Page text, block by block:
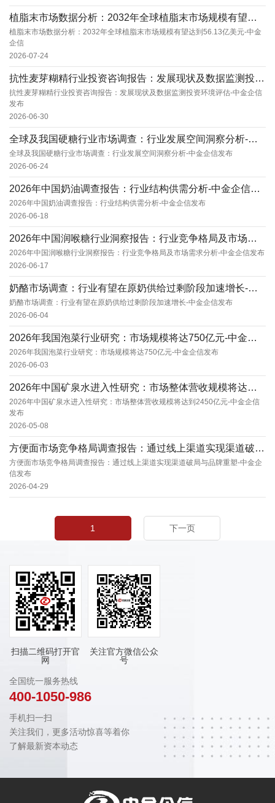
植脂末市场数据分析：2032年全球植脂末市场规模有望达到56.13亿美元-中金企信
植脂末市场数据分析：2032年全球植脂末市场规模有望达到56.13亿美元-中金
企信
2026-07-24
抗性麦芽糊精行业投资咨询报告：发展现状及数据监测投资环境评估-中金企信发布
抗性麦芽糊精行业投资咨询报告：发展现状及数据监测投资环境评估-中金企信
发布
2026-06-30
全球及我国硬糖行业市场调查：行业发展空间洞察分析-中金企信发布
全球及我国硬糖行业市场调查：行业发展空间洞察分析-中金企信发布
2026-06-24
2026年中国奶油调查报告：行业结构供需分析-中金企信发布
2026年中国奶油调查报告：行业结构供需分析-中金企信发布
2026-06-18
2026年中国润喉糖行业洞察报告：行业竞争格局及市场需求分析-中金企信发布
2026年中国润喉糖行业洞察报告：行业竞争格局及市场需求分析-中金企信发布
2026-06-17
奶酪市场调查：行业有望在原奶供给过剩阶段加速增长-中金企信发布
奶酪市场调查：行业有望在原奶供给过剩阶段加速增长-中金企信发布
2026-06-04
2026年我国泡菜行业研究：市场规模将达750亿元-中金企信发布
2026年我国泡菜行业研究：市场规模将达750亿元-中金企信发布
2026-06-03
2026年中国矿泉水进入性研究：市场整体营收规模将达到2450亿元-中金企信发布
2026年中国矿泉水进入性研究：市场整体营收规模将达到2450亿元-中金企信
发布
2026-05-08
方便面市场竞争格局调查报告：通过线上渠道实现渠道破局与品牌重塑-中金企信发布
方便面市场竞争格局调查报告：通过线上渠道实现渠道破局与品牌重塑-中金企
信发布
2026-04-29
1 下一页
扫描二维码打开官
网
关注官方微信公众
号
全国统一服务热线
400-1050-986
手机扫一扫
关注我们，更多活动惊喜等着你
了解最新资本动态